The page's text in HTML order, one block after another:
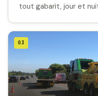
tout gabarit, jour et
03